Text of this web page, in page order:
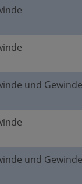
und
und